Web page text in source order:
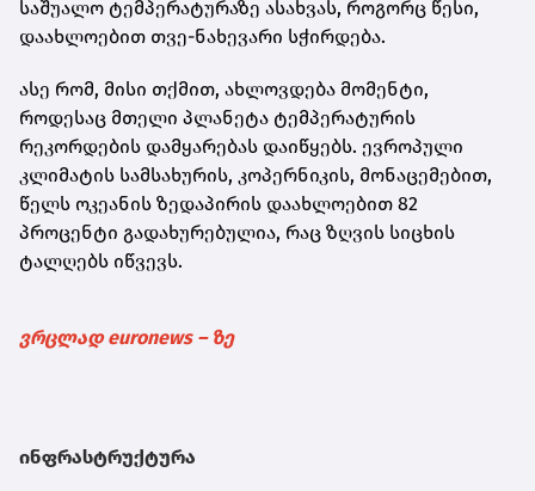
საშუალო ტემპერატურაზე ასახვას, როგორც წესი,
დაახლოებით თვე-ნახევარი სჭირდება.
ასე რომ, მისი თქმით, ახლოვდება მომენტი,
როდესაც მთელი პლანეტა ტემპერატურის
რეკორდების დამყარებას დაიწყებს. ევროპული
კლიმატის სამსახურის, კოპერნიკის, მონაცემებით,
წელს ოკეანის ზედაპირის დაახლოებით 82
პროცენტი გადახურებულია, რაც ზღვის სიცხის
ტალღებს იწვევს.
ვრცლად euronews – ზე
ინფრასტრუქტურა